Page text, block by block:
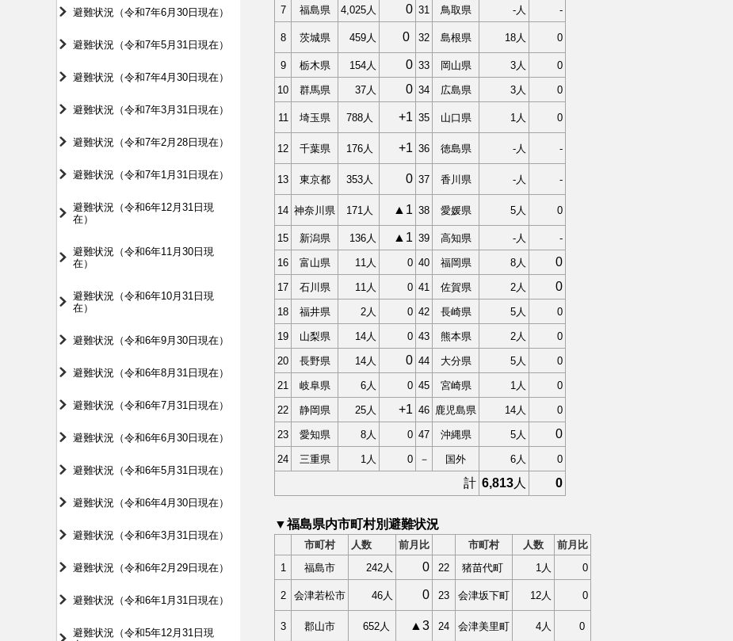
避難状況（令和7年6月30日現在）
避難状況（令和7年5月31日現在）
避難状況（令和7年4月30日現在）
避難状況（令和7年3月31日現在）
避難状況（令和7年2月28日現在）
避難状況（令和7年1月31日現在）
避難状況（令和6年12月31日現
在）
避難状況（令和6年11月30日現
在）
避難状況（令和6年10月31日現
在）
避難状況（令和6年9月30日現在）
避難状況（令和6年8月31日現在）
避難状況（令和6年7月31日現在）
避難状況（令和6年6月30日現在）
避難状況（令和6年5月31日現在）
避難状況（令和6年4月30日現在）
避難状況（令和6年3月31日現在）
避難状況（令和6年2月29日現在）
避難状況（令和6年1月31日現在）
避難状況（令和5年12月31日現
7 福島県 4,025人 0 31 鳥取県 -人 -
8 茨城県 459人 0 32 島根県 18人 0
9 栃木県 154人 0 33 岡山県 3人 0
10 群馬県 37人 0 34 広島県 3人 0
11 埼玉県 788人 +1 35 山口県 1人 0
12 千葉県 176人 +1 36 徳島県 -人 -
13 東京都 353人 0 37 香川県 -人 -
14 神奈川県 171人 ▲1 38 愛媛県 5人 0
15 新潟県 136人 ▲1 39 高知県 -人 -
16 富山県 11人 0 40 福岡県 8人 0
17 石川県 11人 0 41 佐賀県 2人 0
18 福井県 2人 0 42 長崎県 5人 0
19 山梨県 14人 0 43 熊本県 2人 0
20 長野県 14人 0 44 大分県 5人 0
21 岐阜県 6人 0 45 宮崎県 1人 0
22 静岡県 25人 +1 46 鹿児島県 14人 0
23 愛知県 8人 0 47 沖縄県 5人 0
24 三重県 1人 0 － 国外 6人 0
計 6,813人 0
▼福島県内市町村別避難状況
市町村 人数 前月比 市町村 人数
前月比
1
福島市 242人 0 22 猪苗代町 1人 0
2 会津若松市 46人 0 23 会津坂下町 12人 0
3 郡山市 652人 ▲3 24 会津美里町 4人 0